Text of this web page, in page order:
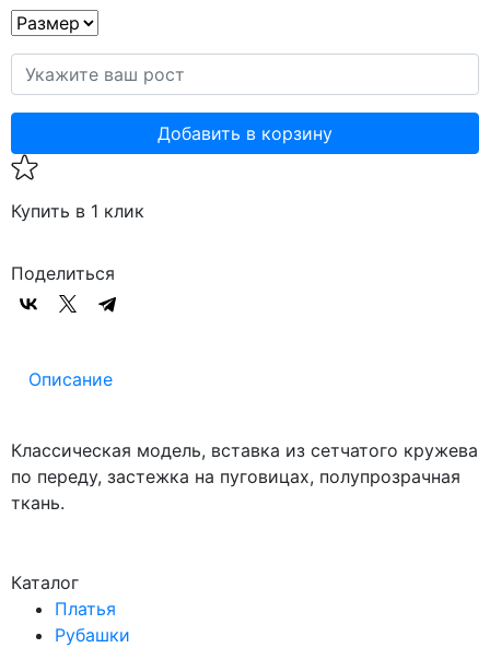
Добавить в корзину
Купить в 1 клик
Поделиться
Описание
Классическая модель, вставка из сетчатого кружева
по переду, застежка на пуговицах, полупрозрачная
ткань.
Каталог
Платья
Рубашки